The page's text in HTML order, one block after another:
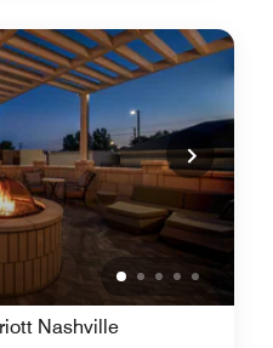
Nashville